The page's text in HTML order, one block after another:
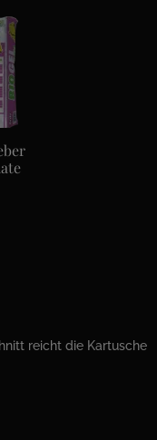
reicht die Kartusche